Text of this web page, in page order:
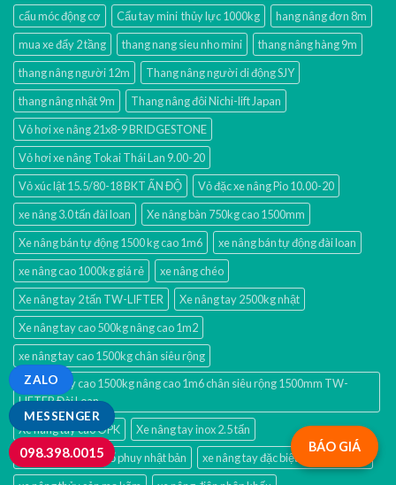
MESSENGER
ZALO
098.398.0015
cẩu móc động cơ
Cẩu tay mini thủy lực 1000kg
hang nâng đơn 8m
mua xe đẩy 2 tầng
thang nang sieu nho mini
thang nâng hàng 9m
thang nâng người 12m
Thang nâng người di động SJY
thang nâng nhật 9m
Thang nâng đôi Nichi-lift Japan
Vỏ hơi xe nâng 21x8-9 BRIDGESTONE
Vỏ hơi xe nâng Tokai Thái Lan 9.00-20
Vỏ xúc lật 15.5/80-18 BKT ẤN ĐỘ
Vỏ đặc xe nâng Pio 10.00-20
xe nâng 3.0 tấn đài loan
Xe nâng bàn 750kg cao 1500mm
Xe nâng bán tự động 1500 kg cao 1m6
xe nâng bán tự động đài loan
xe nâng cao 1000kg giá rẻ
xe nâng chéo
Xe nâng tay 2 tấn TW-LIFTER
Xe nâng tay 2500kg nhật
Xe nâng tay cao 500kg nâng cao 1m2
xe nâng tay cao 1500kg chân siêu rộng
Xe nâng tay cao 1500kg nâng cao 1m6 chân siêu rộng 1500mm TW-
LIFTER Đài Loan
Xe nâng tay cao OPK
Xe nâng tay inox 2.5 tấn
xe nâng tay quay đổ phuy nhật bản
xe nâng tay đặc biệt 838x1220mm
BÁO GIÁ